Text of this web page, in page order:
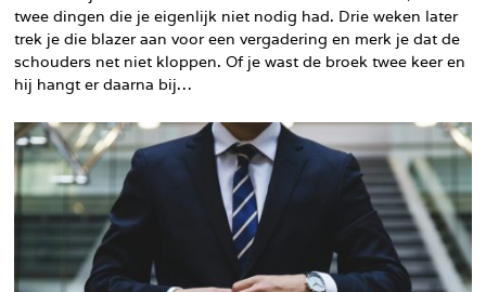
twee dingen die je eigenlijk niet nodig had. Drie weken later
trek je die blazer aan voor een vergadering en merk je dat de
schouders net niet kloppen. Of je wast de broek twee keer en
hij hangt er daarna bij…